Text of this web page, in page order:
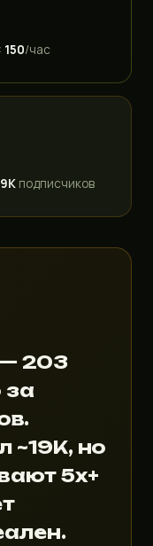
150/час
подписчиков
203
за
но
5x+